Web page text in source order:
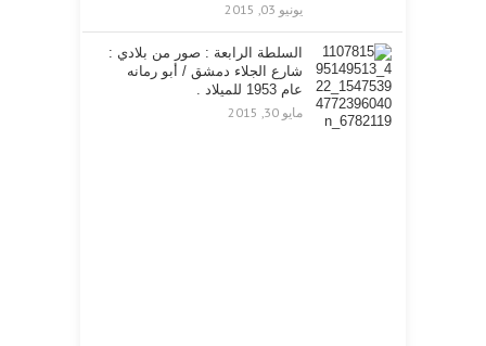
يونيو 03, 2015
السلطة الرابعة : صور من بلادي :
شارع الجلاء دمشق / أبو رمانه
عام 1953 للميلاد .
مايو 30, 2015